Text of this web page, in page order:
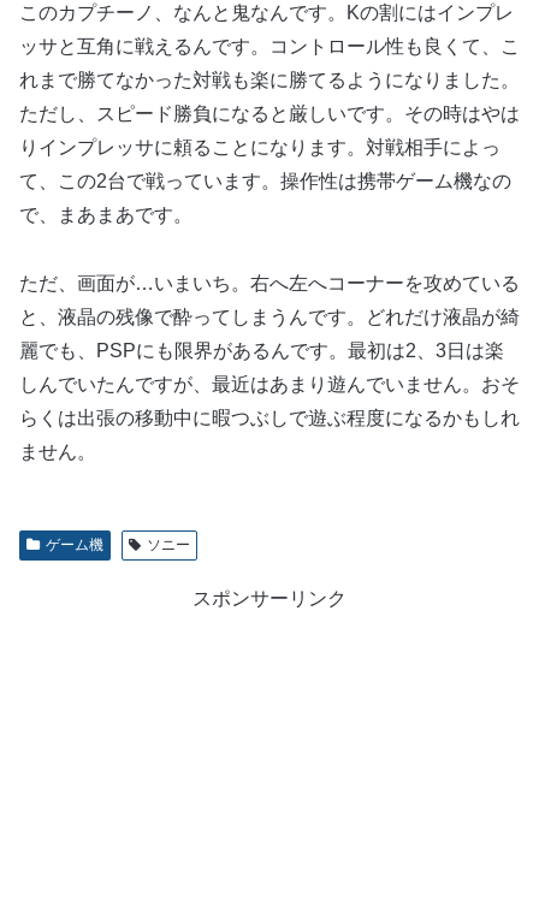
このカプチーノ、なんと鬼なんです。Kの割にはインプレ
ッサと互角に戦えるんです。コントロール性も良くて、こ
れまで勝てなかった対戦も楽に勝てるようになりました。
ただし、スピード勝負になると厳しいです。その時はやは
りインプレッサに頼ることになります。対戦相手によっ
て、この2台で戦っています。操作性は携帯ゲーム機なの
で、まあまあです。
ただ、画面が…いまいち。右へ左へコーナーを攻めている
と、液晶の残像で酔ってしまうんです。どれだけ液晶が綺
麗でも、PSPにも限界があるんです。最初は2、3日は楽
しんでいたんですが、最近はあまり遊んでいません。おそ
らくは出張の移動中に暇つぶしで遊ぶ程度になるかもしれ
ません。
ゲーム機 ソニー
スポンサーリンク